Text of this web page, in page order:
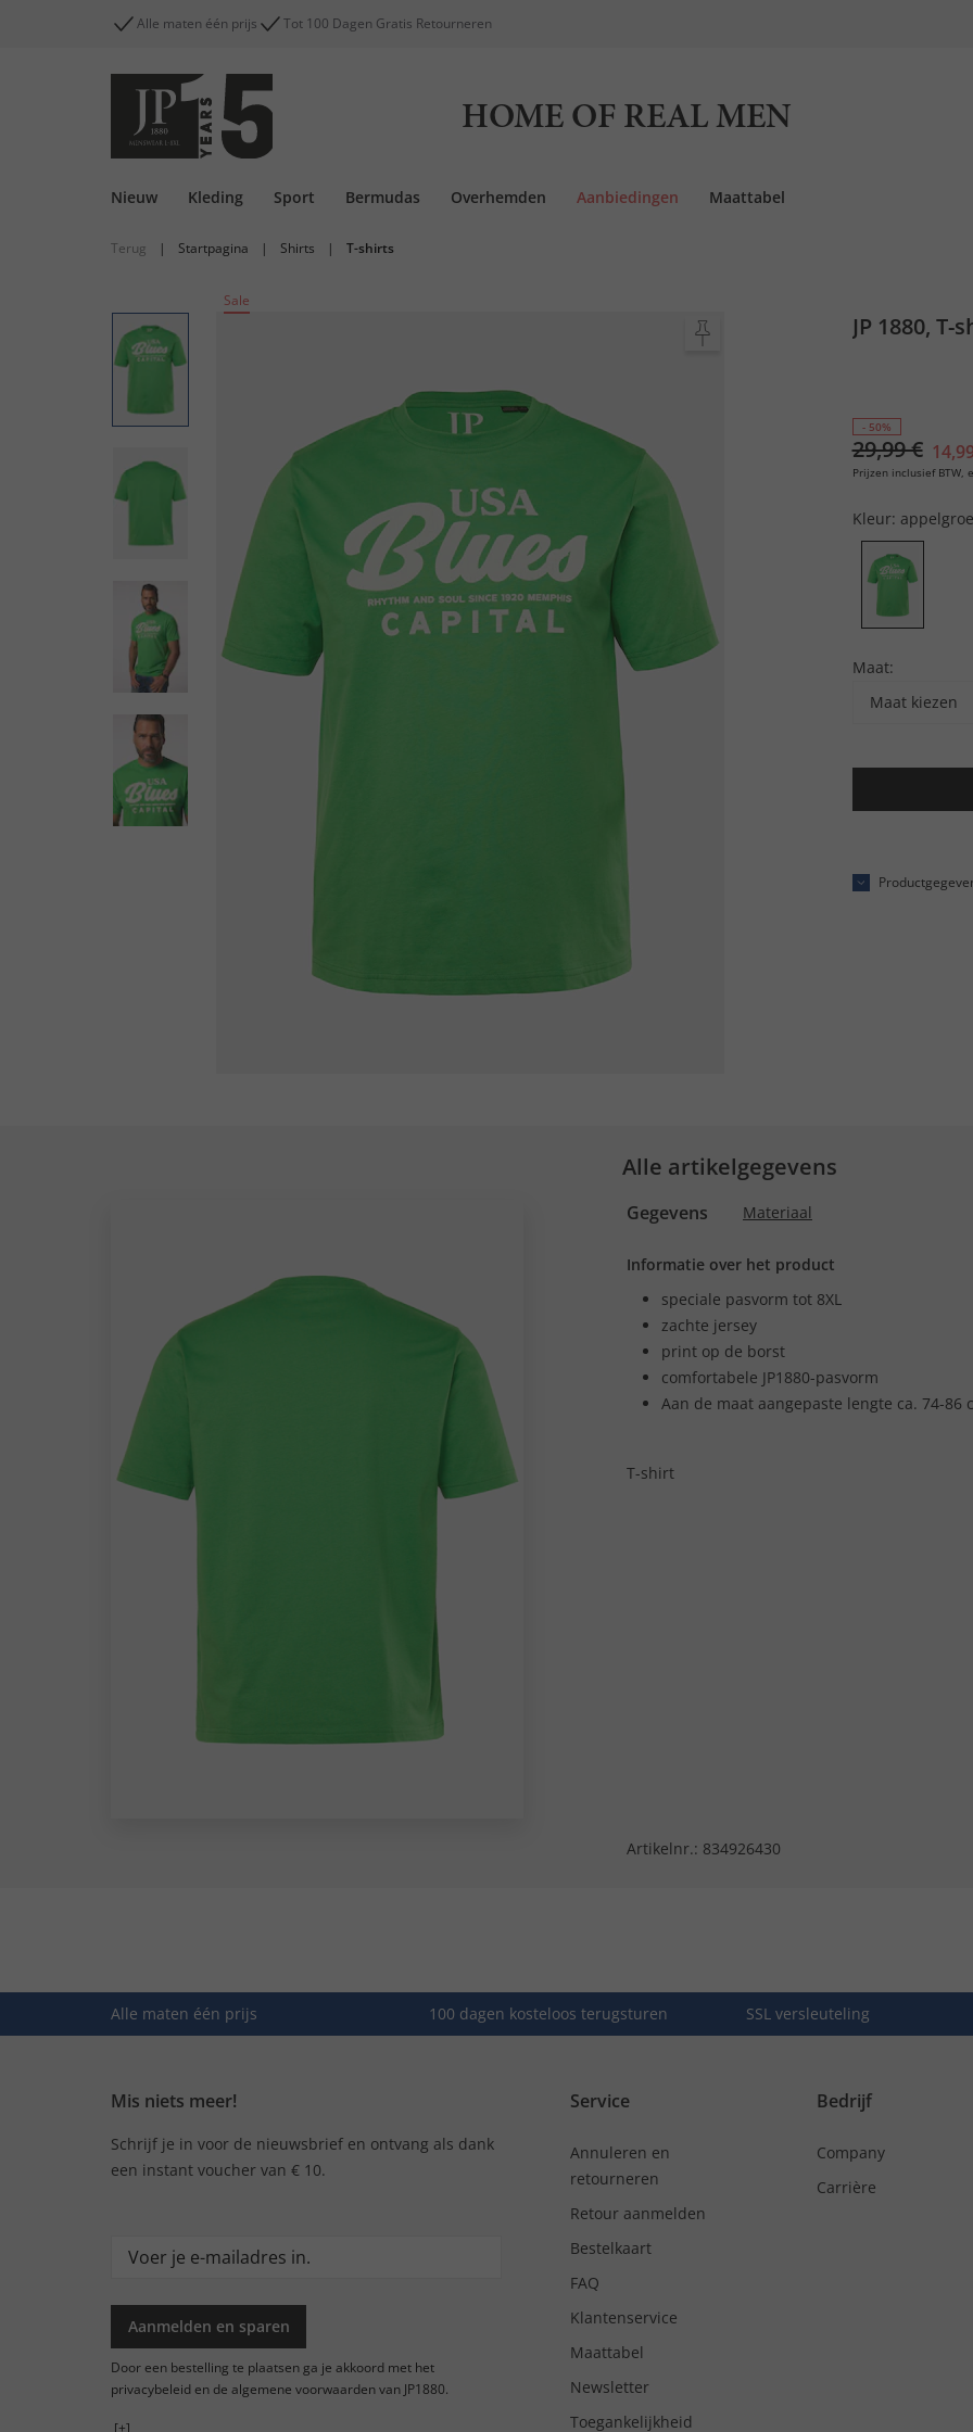
Alle maten één prijs Tot 100 Dagen Gratis Retourneren
HOME OF REAL MEN
Nieuw Kleding Sport Bermudas Overhemden Aanbiedingen Maattabel
Terug | Startpagina | Shirts | T-shirts
Sale
JP 1880,
- 50%
29,99 €
Prijzen inclusief BTW,
Kleur:
Maat:
Maat kiezen
Alle artikelgegevens
Gegevens Materiaal
Informatie over het product
speciale pasvorm tot 8XL
zachte jersey
print op de borst
comfortabele JP1880-pasvorm
Aan de maat aangepaste lengte ca. 74-86
T-shirt
Artikelnr.: 834926430
Alle maten één prijs 100 dagen kosteloos terugsturen SSL versleuteling
Mis niets meer!
Schrijf je in voor de nieuwsbrief en ontvang als dank
een instant voucher van € 10.
Aanmelden en sparen
Door een bestelling te plaatsen ga je akkoord met het
privacybeleid en de algemene voorwaarden van JP1880.
[+]
Service
Annuleren en
retourneren
Retour aanmelden
Bestelkaart
FAQ
Klantenservice
Maattabel
Newsletter
Toegankelijkheid
Bedrijf
Company
Carrière